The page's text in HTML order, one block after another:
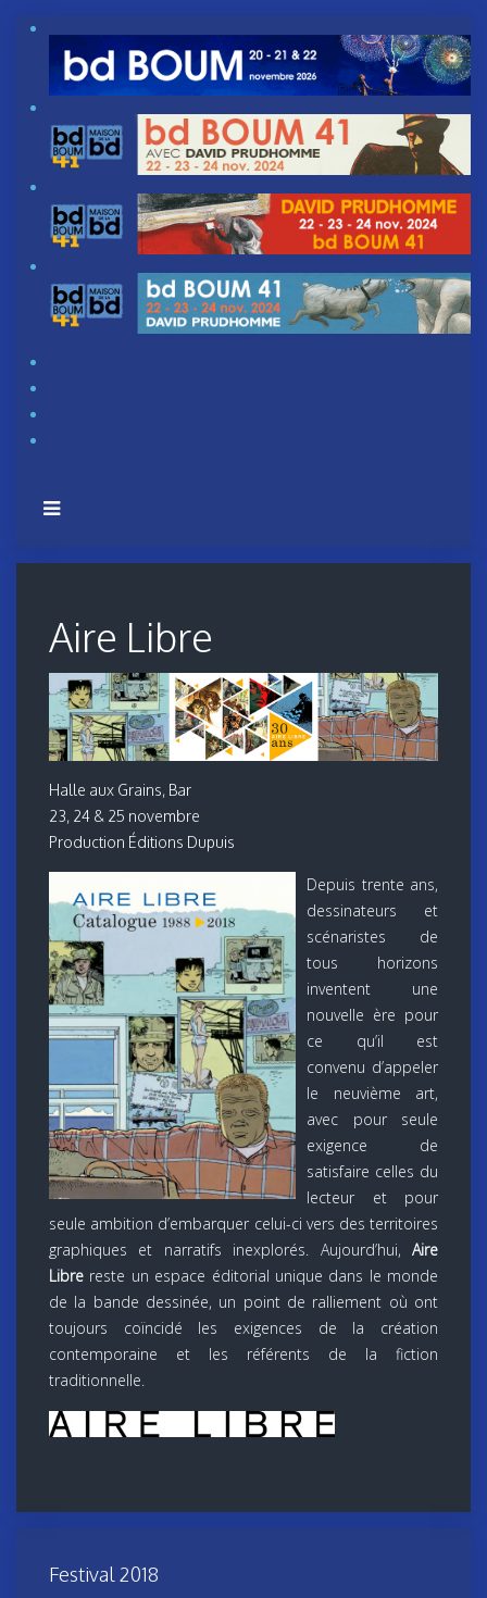
Aire Libre
Halle aux Grains, Bar
23, 24 & 25 novembre
Production Éditions Dupuis
Depuis trente ans,
dessinateurs et
scénaristes de
tous horizons
inventent une
nouvelle ère pour
ce qu’il est
convenu d’appeler
le neuvième art,
avec pour seule
exigence de
satisfaire celles du
lecteur et pour
seule ambition d’embarquer celui-ci vers des territoires
graphiques et narratifs inexplorés. Aujourd’hui, Aire
Libre reste un espace éditorial unique dans le monde
de la bande dessinée, un point de ralliement où ont
toujours coïncidé les exigences de la création
contemporaine et les référents de la fiction
traditionnelle.
Festival 2018